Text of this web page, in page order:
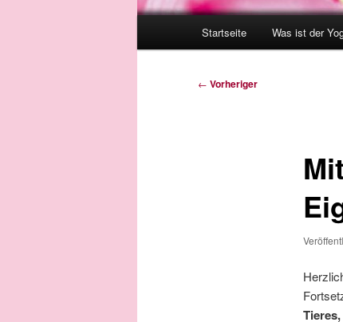
Startseite Was ist der
Beitragsnavigation
← Vorheriger